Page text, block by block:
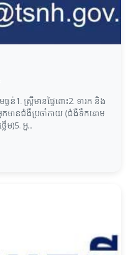
ន់1. ស្ត្រីមានផ្ទៃពោះ2. ទារក និង
កមានជំងឺប្រចាំកាយ (ជំងឺទឹកនោម
ម)5. អ្ន...